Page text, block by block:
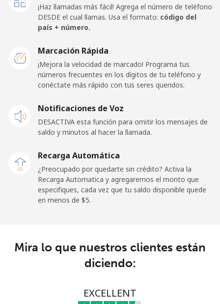
⁦39.5¢⁩ 12 min por ⁦$5⁩ ⁦16¢⁩
Línea fija ⁦23.5¢⁩ 21 min por ⁦$5⁩
⁦25.5¢⁩ 19 min por ⁦$5⁩
Cayman Islands
Celular ⁦27.5¢⁩
Central African Republic
6 min por ⁦$5⁩
¡Haz llamadas más fácil! Agrega el número de teléfono
DESDE el cual llamas. Usa el formato: código del
país + número.
Marcación Rápida
¡Mejora la velocidad de marcado! Programa tus
números frecuentes en los dígitos de tu teléfono y
conéctate más rápido con tus seres queridos.
Notificaciones de Voz
DESACTIVA esta función para omitir los mensajes de
saldo y minutos al hacer la llamada.
Recarga Automática
¿Preocupado por quedarte sin crédito? Activa la
Recarga Automatica y agregaremos el monto que
especifiques, cada vez que tu saldo disponible quede
en menos de ⁦$5⁩.
Mira lo que nuestros clientes están
diciendo:
EXCELLENT